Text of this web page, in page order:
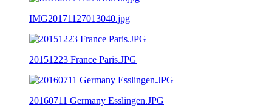
IMG20171127013040.jpg
20151223 France Paris.JPG
20160711 Germany Esslingen.JPG